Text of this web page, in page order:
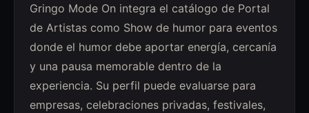
Gringo Mode On integra el catálogo de Portal
de Artistas como Show de humor para eventos
donde el humor debe aportar energía, cercanía
y una pausa memorable dentro de la
experiencia. Su perfil puede evaluarse para
empresas, celebraciones privadas, festivales,